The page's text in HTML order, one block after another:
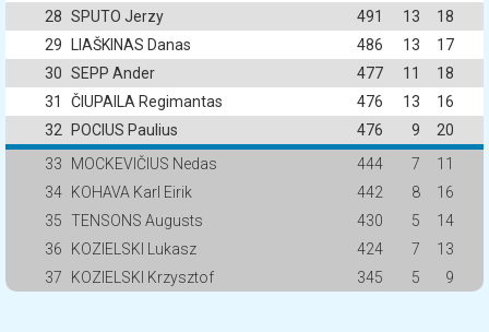
28 SPUTO Jerzy 491 13
18
29
LIAŠKINAS Danas 486 13
17
30 SEPP Ander 477 11
18
31
ČIUPAILA Regimantas 476 13
16
32
POCIUS Paulius 476 9
20
33
MOCKEVIČIUS Nedas 444 7
11
34 KOHAVA Karl Eirik 442 8
16
35 TENSONS Augusts 430 5
14
36
KOZIELSKI Lukasz 424 7
13
37
KOZIELSKI Krzysztof 345 5 9